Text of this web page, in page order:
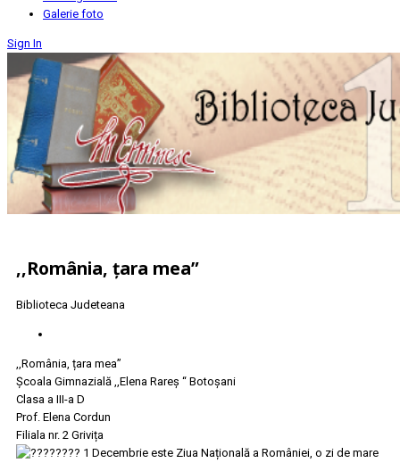
Galerie foto
Sign In
,,România, țara mea”
Biblioteca Judeteana
,,România, țara mea”
Școala Gimnazială ,,Elena Rareș “ Botoșani
Clasa a III-a D
Prof. Elena Cordun
Filiala nr. 2 Grivița
1 Decembrie este Ziua Națională a României, o zi de mare